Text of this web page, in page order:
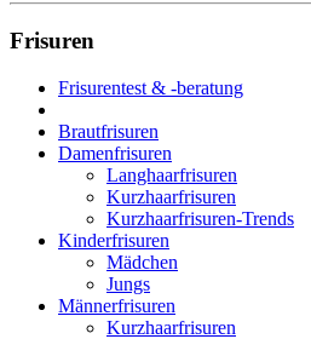
Frisuren
Frisurentest & -beratung
Brautfrisuren
Damenfrisuren
Langhaarfrisuren
Kurzhaarfrisuren
Kurzhaarfrisuren-Trends
Kinderfrisuren
Mädchen
Jungs
Männerfrisuren
Kurzhaarfrisuren